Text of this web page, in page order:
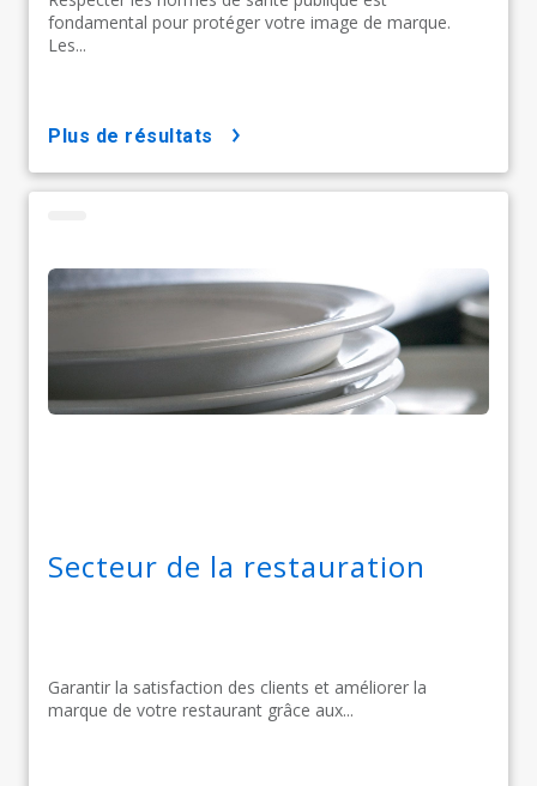
fondamental pour protéger votre image de marque.
Les...
plus de résultats
Secteur de la restauration
Garantir la satisfaction des clients et améliorer la
marque de votre restaurant grâce aux...